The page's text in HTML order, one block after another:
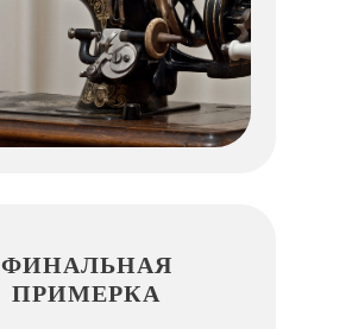
ФИНАЛЬНАЯ
ПРИМЕРКА